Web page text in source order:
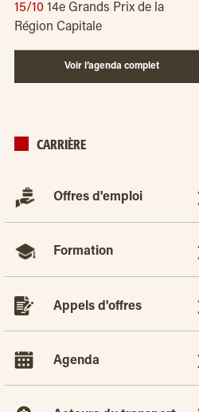
15/10 14e Grands Prix de la
Région Capitale
Voir l’agenda complet
CARRIÈRE
Offres d'emploi
Formation
Appels d'offres
Agenda